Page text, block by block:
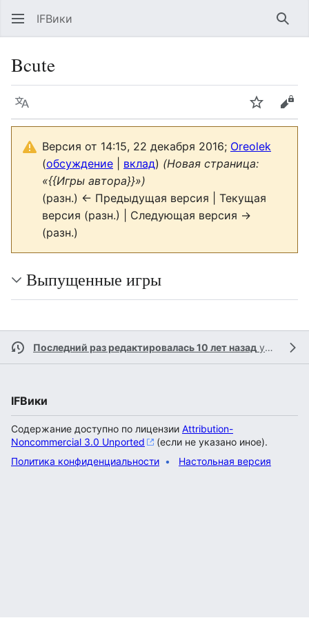
IFВики
Bcute
Язык Следить
Версия от 14:15, 22 декабря 2016; Oreolek
(обсуждение вклад) (Новая страница:
«{{Игры автора}}»)
(разн.) ← Предыдущая версия | Текущая
версия (разн.) | Следующая версия →
(разн.)
Выпущенные игры
Последний раз редактировалась 10 лет назад участником
IFВики
Содержание доступно по лицензии Attribution-
Noncommercial 3.0 Unported
(если не указано иное).
Политика конфиденциальности
Настольная версия